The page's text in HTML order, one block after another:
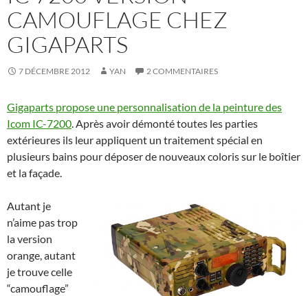
CAMOUFLAGE CHEZ
GIGAPARTS
7 DÉCEMBRE 2012 YAN 2 COMMENTAIRES
Gigaparts propose une personnalisation de la peinture des
Icom IC-7200. Après avoir démonté toutes les parties
extérieures ils leur appliquent un traitement spécial en
plusieurs bains pour déposer de nouveaux coloris sur le boîtier
et la façade.
Autant je
n’aime pas trop
la version
orange, autant
je trouve celle
“camouflage”